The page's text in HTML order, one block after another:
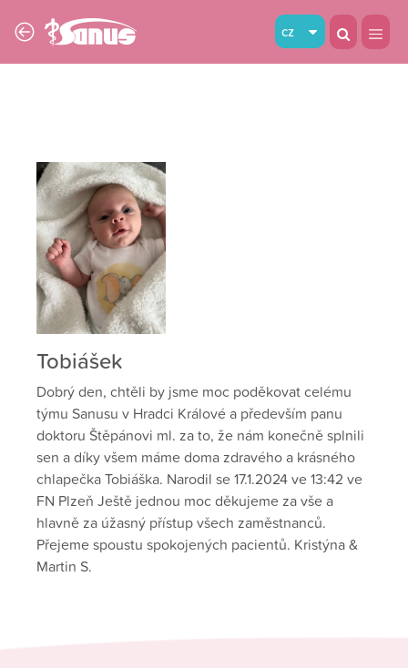
cz
Tobiášek
Dobrý den, chtěli by jsme moc poděkovat celému
týmu Sanusu v Hradci Králové a především panu
doktoru Štěpánovi ml. za to, že nám konečně splnili
sen a díky všem máme doma zdravého a krásného
chlapečka Tobiáška. Narodil se 17.1.2024 ve 13:42 ve
FN Plzeň Ještě jednou moc děkujeme za vše a
hlavně za úžasný přístup všech zaměstnanců.
Přejeme spoustu spokojených pacientů. Kristýna &
Martin S.